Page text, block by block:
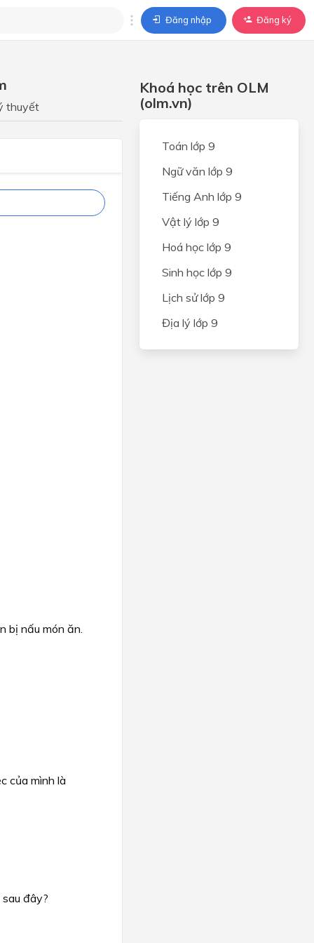
lời
lời cho câu hỏi của
Đăng nhập Đăng ký
thuyết
bị nấu món ăn.
của mình là
đây?
Khoá học trên OLM
(olm.vn)
Toán lớp 9
Ngữ văn lớp 9
Tiếng Anh lớp 9
Vật lý lớp 9
Hoá học lớp 9
Sinh học lớp 9
Lịch sử lớp 9
Địa lý lớp 9